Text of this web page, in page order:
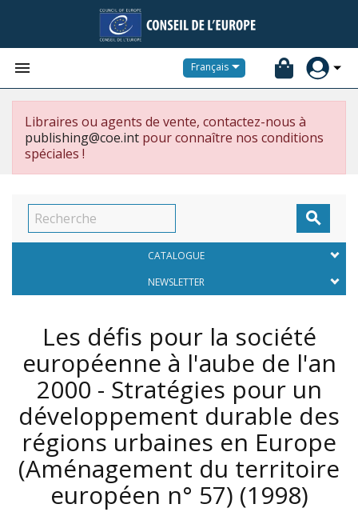
 Français
Libraires ou agents de vente, contactez-nous à
publishing@coe.int pour connaître nos conditions
spéciales !

CATALOGUE
NEWSLETTER
Les défis pour la société
européenne à l'aube de l'an
2000 - Stratégies pour un
développement durable des
régions urbaines en Europe
(Aménagement du territoire
européen n° 57) (1998)